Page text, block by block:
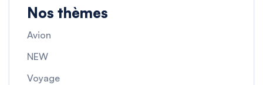
Nos thèmes
Avion
NEW
Voyage